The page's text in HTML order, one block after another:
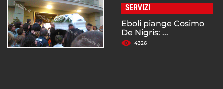
SERVIZI
Eboli piange Cosimo
De Nigris: ...
4326